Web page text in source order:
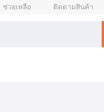
ช่วยเหลือ ติดตามสินค้า